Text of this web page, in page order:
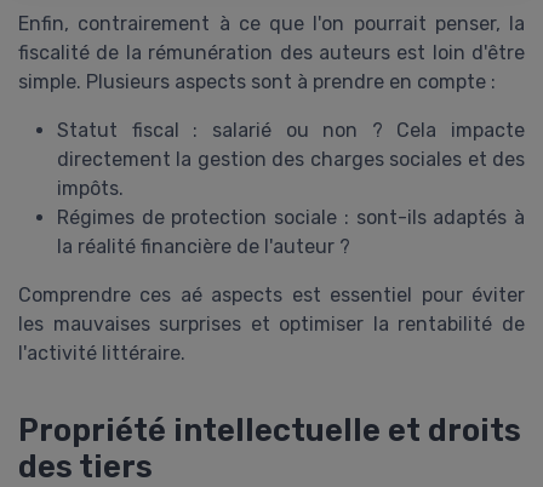
Enfin, contrairement à ce que l'on pourrait penser, la
fiscalité de la rémunération des auteurs est loin d'être
simple. Plusieurs aspects sont à prendre en compte :
Statut fiscal : salarié ou non ? Cela impacte
directement la gestion des charges sociales et des
impôts.
Régimes de protection sociale : sont-ils adaptés à
la réalité financière de l'auteur ?
Comprendre ces aé aspects est essentiel pour éviter
les mauvaises surprises et optimiser la rentabilité de
l'activité littéraire.
Propriété intellectuelle et droits
des tiers